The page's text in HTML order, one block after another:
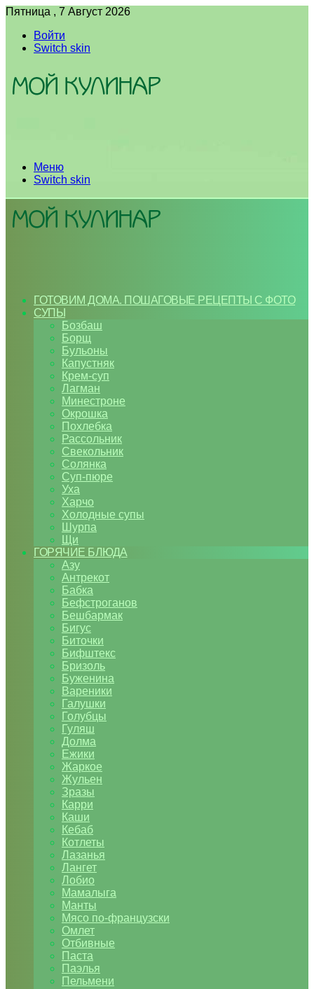
Пятница , 7 Август 2026
Войти
Switch skin
Меню
Switch skin
ГОТОВИМ ДОМА. ПОШАГОВЫЕ РЕЦЕПТЫ С ФОТО
СУПЫ
Бозбаш
Борщ
Бульоны
Капустняк
Крем-суп
Лагман
Минестроне
Окрошка
Похлебка
Рассольник
Свекольник
Солянка
Суп-пюре
Уха
Харчо
Холодные супы
Шурпа
Щи
ГОРЯЧИЕ БЛЮДА
Азу
Антрекот
Бабка
Бефстроганов
Бешбармак
Бигус
Биточки
Бифштекс
Бризоль
Буженина
Вареники
Галушки
Голубцы
Гуляш
Долма
Ежики
Жаркое
Жульен
Зразы
Карри
Каши
Кебаб
Котлеты
Лазанья
Лангет
Лобио
Мамалыга
Манты
Мясо по-французски
Омлет
Отбивные
Паста
Паэлья
Пельмени